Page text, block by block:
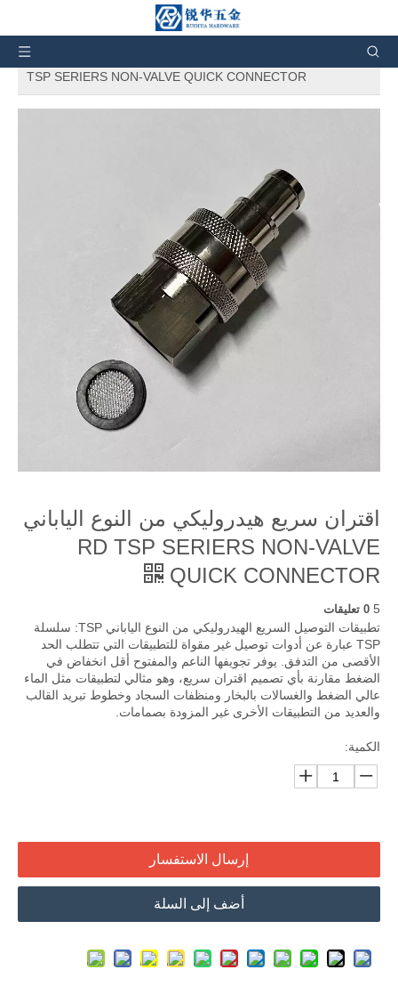
منتجات » وصلات هيدروليكية أخرى
غير صمام
أداة التوصيل السريع الهيدروليكي من النوع الياباني RD
TSP SERIERS NON-VALVE QUICK CONNECTOR
اقتران سريع هيدروليكي من النوع الياباني
RD TSP SERIERS NON-VALVE
QUICK CONNECTOR
5 0 تعليقات
تطبيقات التوصيل السريع الهيدروليكي من النوع الياباني TSP: سلسلة
TSP عبارة عن أدوات توصيل غير مقواة للتطبيقات التي تتطلب الحد
الأقصى من التدفق. يوفر تجويفها الناعم والمفتوح أقل انخفاض في
الضغط مقارنة بأي تصميم اقتران سريع، وهو مثالي لتطبيقات مثل الماء
عالي الضغط والغسالات بالبخار ومنظفات السجاد وخطوط تبريد القالب
والعديد من التطبيقات الأخرى غير المزودة بصمامات.
الكمية:
إرسال الاستفسار
أضف إلى السلة